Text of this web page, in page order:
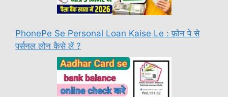
PhonePe Se Personal Loan Kaise Le : फ़ोन पे से
पर्सनल लोन कैसे लें ?